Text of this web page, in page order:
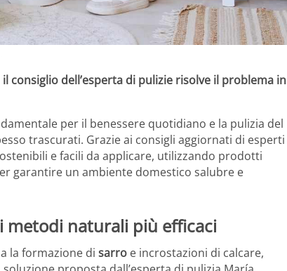
consiglio dell’esperta di pulizie risolve il problema in
per il benessere quotidiano e la pulizia del
trascurati. Grazie ai consigli aggiornati di esperti
e facili da applicare, utilizzando prodotti
garantire un ambiente domestico salubre e
metodi naturali più efficaci
la formazione di sarro e incrostazioni di calcare,